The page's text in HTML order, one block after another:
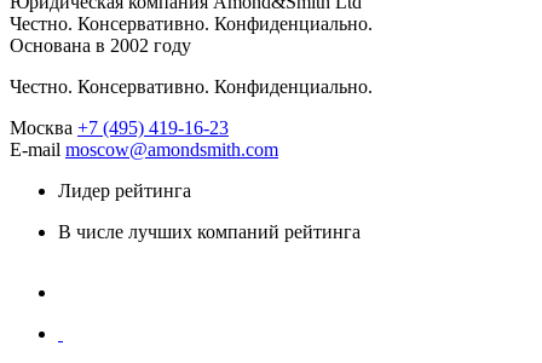
Честно. Консервативно. Конфиденциально.
Основана в 2002 году
Честно. Консервативно. Конфиденциально.
Москва +7 (495) 419-16-23
E-mail moscow@amondsmith.com
Лидер рейтинга
В числе лучших компаний рейтинга